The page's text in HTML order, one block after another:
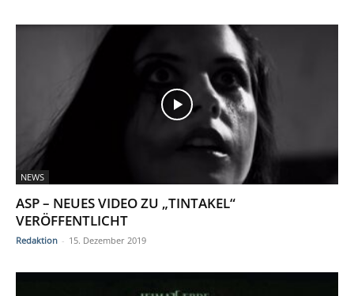
NEWS
ASP – NEUES VIDEO ZU „TINTAKEL“
VERÖFFENTLICHT
Redaktion - 15. Dezember 2019